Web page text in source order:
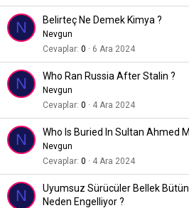
N Belirteç Ne Demek Kimya ?
Nevgun
Cevaplar 0 6 Ara 2024
N Who Ran Russia After Stalin ?
Nevgun
Cevaplar 0 4 Ara 2024
N Who Is Buried In Sultan Ahmed
Nevgun
Cevaplar 0 4 Ara 2024
N
Uyumsuz Sürücüler Bellek
Neden Engelliyor ?